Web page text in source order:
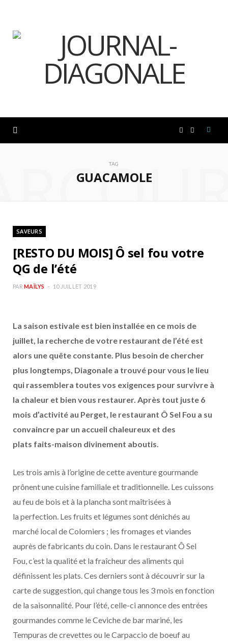
o g
m
TAG
GUACAMOLE
SAVEURS
[RESTO DU MOIS] Ô sel fou votre
QG de l’été
PAR MAÏLYS 10 JUILLET 2019
La saison estivale est bien installée en ce mois de
juillet, la recherche de votre restaurant de l’été est
alors une quête constante. Plus besoin de chercher
plus longtemps, Diagonale a trouvé pour vous le lieu
qui rassemblera toutes vos exigences pour survivre à
la chaleur et bien vous restaurer. Après tout juste 6
mois d’activité au Perget, le restaurant Ô Sel Fou a su
convaincre par un accueil chaleureux et des
plats faits-maison divinement aboutis.
Les trois amis à l’origine de cette aventure gourmande
prônent une cuisine familiale et traditionnelle. Les cuissons
au feu de bois et à la plancha sont maîtrisées à
la perfection. Les fruits et légumes sont dénichés au
marché local de Colomiers ; les fromages et viandes
auprès de fabricants du coin. Dans le restaurant Ô Sel
Fou, c’est la qualité et la fraîcheur des aliments qui
définissent les plats. Ces derniers sont à découvrir sur la
carte de suggestion, qui change tous les 3 mois en fonction
de la saisonnalité. Pour l’été, celle-ci annonce des entrées
gourmandes comme le Ceviche de bar mariné, les
Tempuras de crevettes ou le Carpaccio de boeuf au